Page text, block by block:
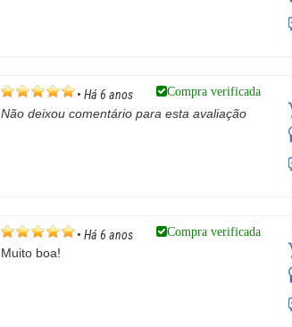
• Há 6 anos Compra verificada
Não deixou comentário para esta avaliação
• Há 6 anos Compra verificada
Muito boa!